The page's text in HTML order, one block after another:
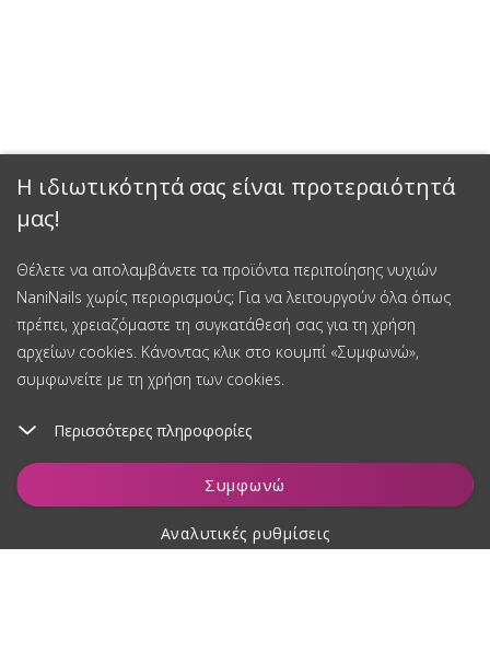
Η ιδιωτικότητά σας είναι προτεραιότητά
μας!
Θέλετε να απολαμβάνετε τα προϊόντα περιποίησης νυχιών
NaniNails χωρίς περιορισμούς; Για να λειτουργούν όλα όπως
πρέπει, χρειαζόμαστε τη συγκατάθεσή σας για τη χρήση
αρχείων cookies. Κάνοντας κλικ στο κουμπί «Συμφωνώ»,
συμφωνείτε με τη χρήση των cookies.
Περισσότερες πληροφορίες
Συμφωνώ
Αναλυτικές ρυθμίσεις